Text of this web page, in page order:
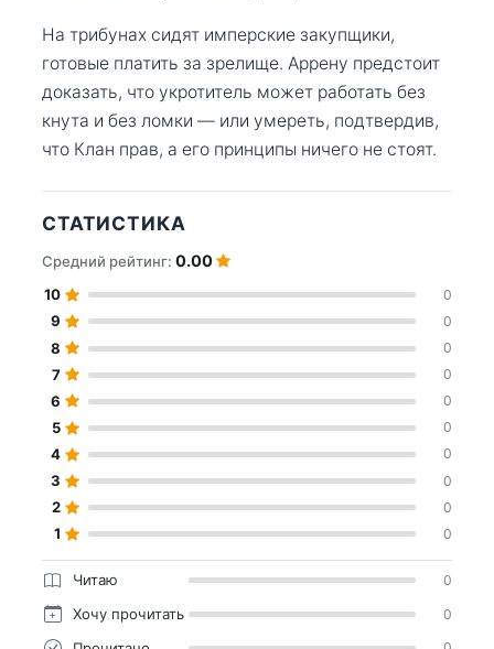
На трибунах сидят имперские закупщики,
готовые платить за зрелище. Аррену предстоит
доказать, что укротитель может работать без
кнута и без ломки — или умереть, подтвердив,
что Клан прав, а его принципы ничего не стоят.
СТАТИСТИКА
Средний рейтинг: 0.00
10 0
9 0
8 0
7 0
6 0
5 0
4 0
3 0
2 0
1 0
Читаю 0
Хочу прочитать 0